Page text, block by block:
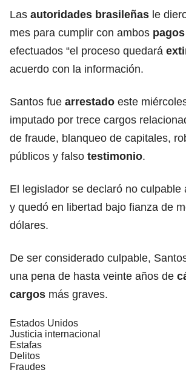
Las autoridades brasileñas le
mes para cumplir con ambos pagos
efectuados “el proceso quedará
acuerdo con la información.
Santos fue arrestado este
imputado por trece cargos
de fraude, blanqueo de capitales,
públicos y falso testimonio.
El legislador se declaró no culpable
y quedó en libertad bajo fianza de
dólares.
De ser considerado culpable,
una pena de hasta veinte años de
cargos más graves.
Estados Unidos
Justicia internacional
Estafas
Delitos
Fraudes